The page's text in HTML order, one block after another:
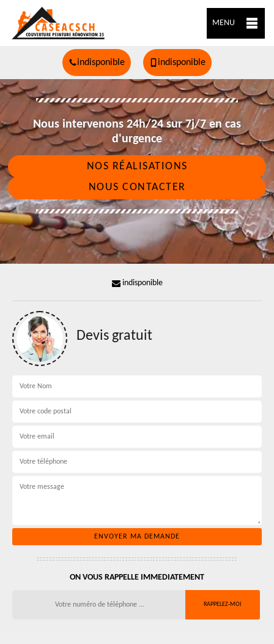
MENU
indisponible indisponible
Nous intervenons 24h/24 sur 7j/7 en cas
d'urgence
NOS RÉALISATIONS
NOUS CONTACTER
indisponible
Devis gratuit
ON VOUS RAPPELLE IMMEDIATEMENT